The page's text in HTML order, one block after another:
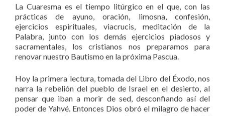
La Cuaresma es el tiempo litúrgico en el que, con las
prácticas de ayuno, oración, limosna, confesión,
ejercicios espirituales, viacrucis, meditación de la
Palabra, junto con los demás ejercicios piadosos y
sacramentales, los cristianos nos preparamos para
renovar nuestro Bautismo en la próxima Pascua.
Hoy la primera lectura, tomada del Libro del Éxodo, nos
narra la rebelión del pueblo de Israel en el desierto, al
pensar que iban a morir de sed, desconfiando así del
poder de Yahvé. Entonces Dios obró el milagro de hacer